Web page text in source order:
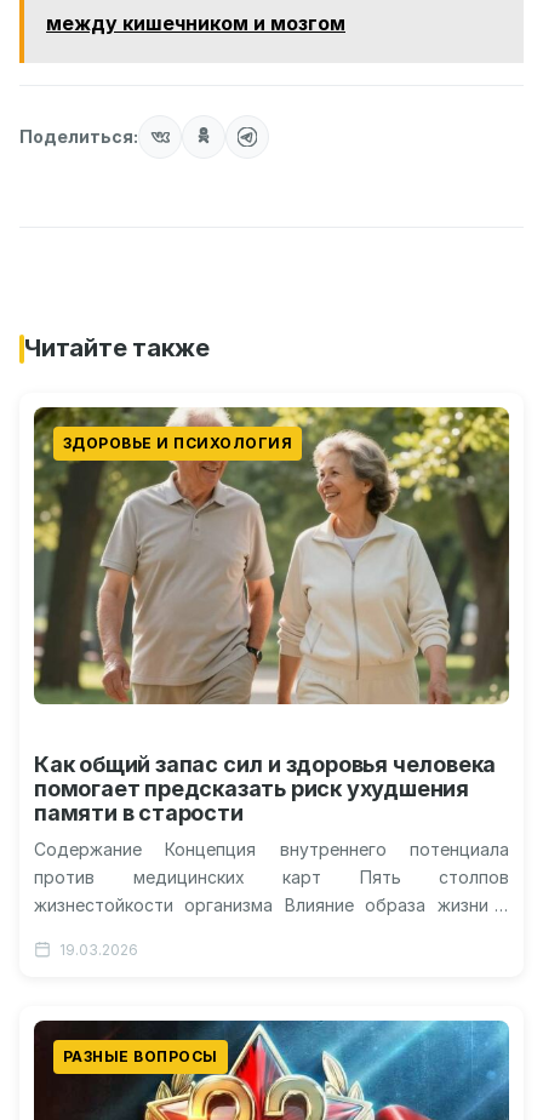
между кишечником и мозгом
Поделиться:
Читайте также
ЗДОРОВЬЕ И ПСИХОЛОГИЯ
Как общий запас сил и здоровья человека
помогает предсказать риск ухудшения
памяти в старости
Содержание Концепция внутреннего потенциала
против медицинских карт Пять столпов
жизнестойкости организма Влияние образа жизни и
Вероятность развития когнитивных нарушений…
19.03.2026
РАЗНЫЕ ВОПРОСЫ